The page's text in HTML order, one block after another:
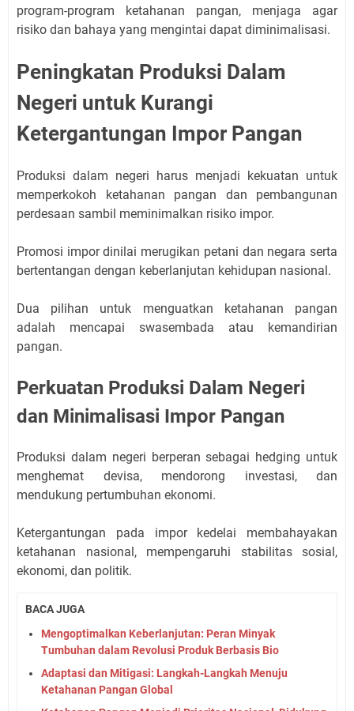
program-program ketahanan pangan, menjaga agar
risiko dan bahaya yang mengintai dapat diminimalisasi.
Peningkatan Produksi Dalam
Negeri untuk Kurangi
Ketergantungan Impor Pangan
Produksi dalam negeri harus menjadi kekuatan untuk
memperkokoh ketahanan pangan dan pembangunan
perdesaan sambil meminimalkan risiko impor.
Promosi impor dinilai merugikan petani dan negara serta
bertentangan dengan keberlanjutan kehidupan nasional.
Dua pilihan untuk menguatkan ketahanan pangan
adalah mencapai swasembada atau kemandirian
pangan.
Perkuatan Produksi Dalam Negeri
dan Minimalisasi Impor Pangan
Produksi dalam negeri berperan sebagai hedging untuk
menghemat devisa, mendorong investasi, dan
mendukung pertumbuhan ekonomi.
Ketergantungan pada impor kedelai membahayakan
ketahanan nasional, mempengaruhi stabilitas sosial,
ekonomi, dan politik.
BACA JUGA
Mengoptimalkan Keberlanjutan: Peran Minyak
Tumbuhan dalam Revolusi Produk Berbasis Bio
Adaptasi dan Mitigasi: Langkah-Langkah Menuju
Ketahanan Pangan Global